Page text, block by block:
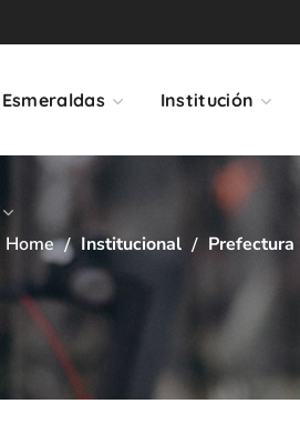
Esmeraldas Institución
Home Institucional Prefectura